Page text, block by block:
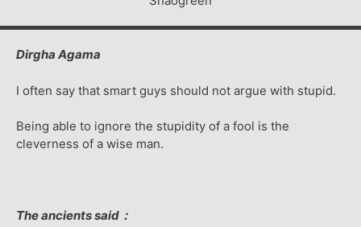
Dirgha Agama
I often say that smart guys should not argue with stupid.
Being able to ignore the stupidity of a fool is the
cleverness of a wise man.
The ancients said：